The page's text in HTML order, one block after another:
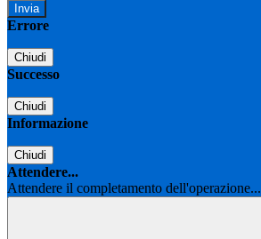
Errore
Chiudi
Successo
Chiudi
Informazione
Chiudi
Attendere...
Attendere il completamento dell'operazione...